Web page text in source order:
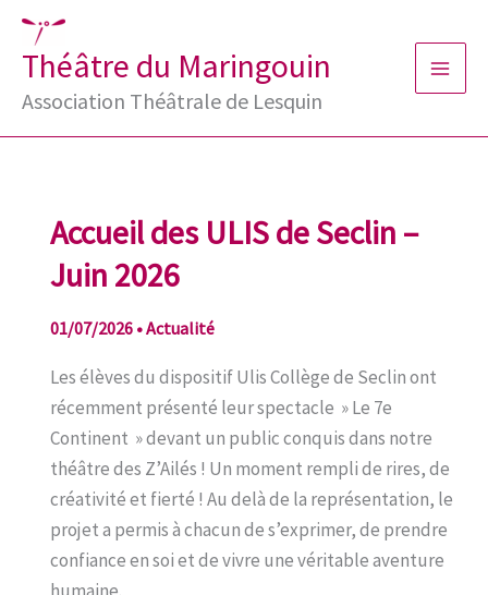
Aller
contenu
Théâtre du Maringouin
Association Théâtrale de Lesquin
Accueil des ULIS de Seclin –
Juin 2026
01/07/2026 •Actualité
Les élèves du dispositif Ulis Collège de Seclin ont
récemment présenté leur spectacle » Le 7e
Continent » devant un public conquis dans notre
théâtre des Z’Ailés ! Un moment rempli de rires, de
créativité et fierté ! Au delà de la représentation, le
projet a permis à chacun de s’exprimer, de prendre
confiance en soi et de vivre une véritable aventure